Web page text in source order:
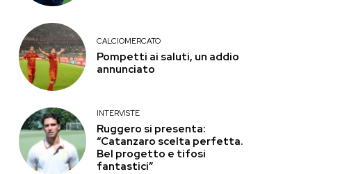
CALCIOMERCATO
Pompetti ai saluti, un addio
annunciato
INTERVISTE
Ruggero si presenta:
“Catanzaro scelta perfetta.
Bel progetto e tifosi
fantastici”